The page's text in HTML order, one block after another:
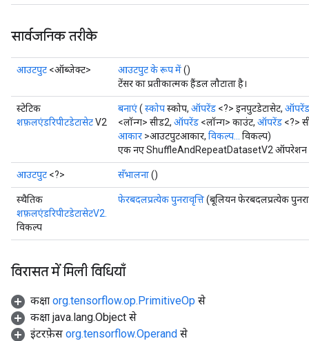
सार्वजनिक तरीके
आउटपुट <ऑब्जेक्ट> आउटपुट के रूप में()
टेंसर का प्रतीकात्मक हैंडल लौटाता है।
स्टेटिक
शफ़लएंडरिपीटडेटासेटV2
बनाएं( स्कोपस्कोप, ऑपरेंड <?> इनपुटडेटासेट, ऑपरेंड
<लॉन्ग> सीड2, ऑपरेंड <लॉन्ग> काउंट, ऑपरेंड <?>
आकार >आउटपुटआकार, विकल्प...
विकल्प)
एक नए ShuffleAndRepeatDatasetV2 ऑपरेशन
आउटपुट <?> सँभालना()
स्थैतिक
शफ़लएंडरिपीटडेटासेटV2.
विकल्प
फेरबदलप्रत्येक पुनरावृत्ति(बूलियन फेरबदलप्रत्येक
विरासत में मिली विधियाँ
कक्षा org.tensorflow.op.PrimitiveOp से
कक्षा java.lang.Object से
इंटरफ़ेस org.tensorflow.Operand से